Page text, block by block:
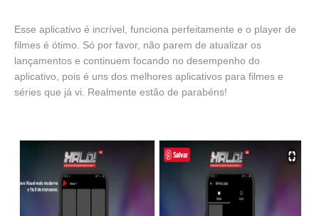
Esse aplicativo é incrível, funciona perfeitamente e o player de
filmes é ótimo. Só por favor, não parem de atualizar os
lançamentos e continuem focando no desempenho do
aplicativo, pois é uns dos melhores aplicativos para filmes e
séries que já vi. Realmente estão de parabéns!